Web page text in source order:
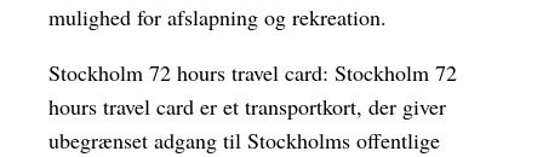
mulighed for afslapning og rekreation.
Stockholm 72 hours travel card: Stockholm 72
hours travel card er et transportkort, der giver
ubegrænset adgang til Stockholms offentlige